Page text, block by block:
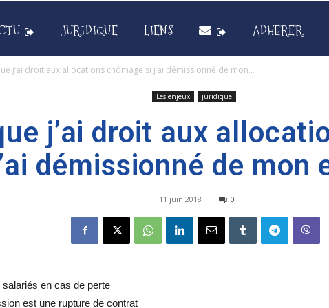
JURIDIQUE LIENS ADHERER
j’ai droit aux allocations chômage si j’ai démissionné de mon...
Les enjeux juridique
j’ai droit aux
démissionné de mon
11 juin 2018 0
en cas de perte
est une rupture de contrat